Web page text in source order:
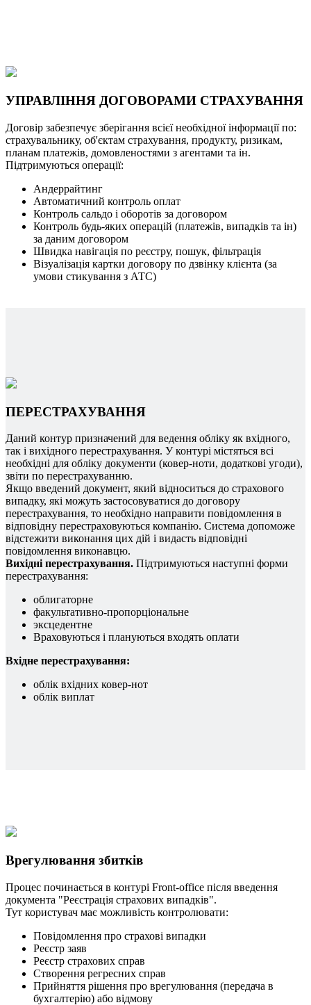
УПРАВЛІННЯ ДОГОВОРАМИ СТРАХУВАННЯ
Договір забезпечує зберігання всієї необхідної інформації по:
страхувальнику, об'єктам страхування, продукту, ризикам,
планам платежів, домовленостями з агентами та ін.
Підтримуються операції:
Андеррайтинг
Автоматичний контроль оплат
Контроль сальдо і оборотів за договором
Контроль будь-яких операцій (платежів, випадків та ін)
за даним договором
Швидка навігація по реєстру, пошук, фільтрація
Візуалізація картки договору по дзвінку клієнта (за
умови стикування з АТС)
ПЕРЕСТРАХУВАННЯ
Даний контур призначений для ведення обліку як вхідного,
так і вихідного перестрахування. У контурі містяться всі
необхідні для обліку документи (ковер-ноти, додаткові угоди),
звіти по перестрахуванню.
Якщо введений документ, який відноситься до страхового
випадку, які можуть застосовуватися до договору
перестрахування, то необхідно направити повідомлення в
відповідну перестраховуються компанію. Система допоможе
відстежити виконання цих дій і видасть відповідні
повідомлення виконавцю.
Вихідні перестрахування. Підтримуються наступні форми
перестрахування:
облигаторне
факультативно-пропорціональне
эксцедентне
Враховуються і плануються входять оплати
Вхідне перестрахування:
облік вхідних ковер-нот
облік виплат
Врегулювання збитків
Процес починається в контурі Front-office після введення
документа "Реєстрація страхових випадків".
Тут користувач має можливість контролювати:
Повідомлення про страхові випадки
Реєстр заяв
Реєстр страхових справ
Створення регресних справ
Прийняття рішення про врегулювання (передача в
бухгалтерію) або відмову